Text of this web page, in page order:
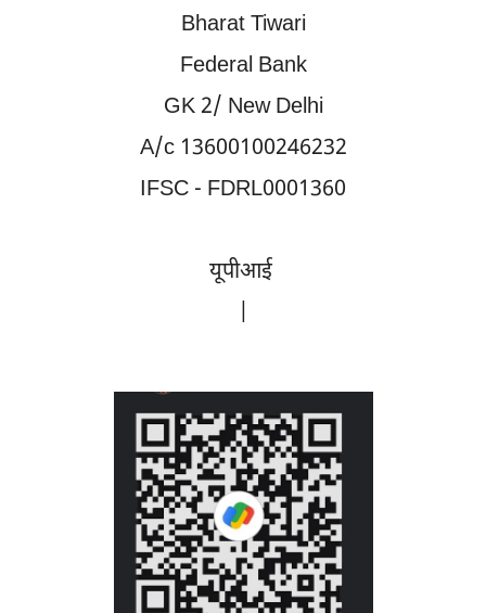
Bharat Tiwari
Federal Bank
GK 2/ New Delhi
A/c 13600100246232
IFSC - FDRL0001360
यूपीआई